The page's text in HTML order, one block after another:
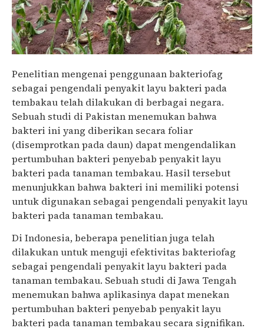
Penelitian mengenai penggunaan bakteriofag
sebagai pengendali penyakit layu bakteri pada
tembakau telah dilakukan di berbagai negara.
Sebuah studi di Pakistan menemukan bahwa
bakteri ini yang diberikan secara foliar
(disemprotkan pada daun) dapat mengendalikan
pertumbuhan bakteri penyebab penyakit layu
bakteri pada tanaman tembakau. Hasil tersebut
menunjukkan bahwa bakteri ini memiliki potensi
untuk digunakan sebagai pengendali penyakit layu
bakteri pada tanaman tembakau.
Di Indonesia, beberapa penelitian juga telah
dilakukan untuk menguji efektivitas bakteriofag
sebagai pengendali penyakit layu bakteri pada
tanaman tembakau. Sebuah studi di Jawa Tengah
menemukan bahwa aplikasinya dapat menekan
pertumbuhan bakteri penyebab penyakit layu
bakteri pada tanaman tembakau secara signifikan.